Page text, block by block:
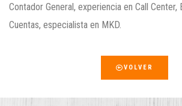
Contador General, experiencia en Call Center,
Cuentas, especialista en MKD.
VOLVER